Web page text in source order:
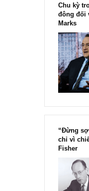
Chu
đông
Marks